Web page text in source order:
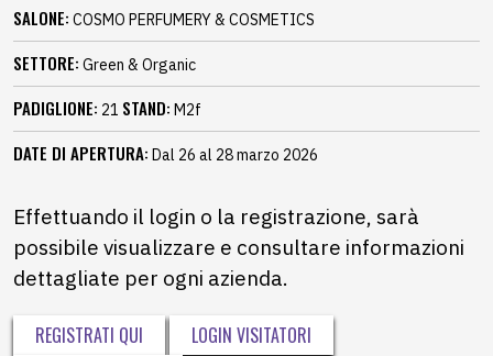
SALONE: COSMO PERFUMERY & COSMETICS
SETTORE: Green & Organic
PADIGLIONE: 21 STAND: M2f
DATE DI APERTURA: Dal 26 al 28 marzo 2026
Effettuando il login o la registrazione, sarà
possibile visualizzare e consultare informazioni
dettagliate per ogni azienda.
REGISTRATI QUI
LOGIN VISITATORI